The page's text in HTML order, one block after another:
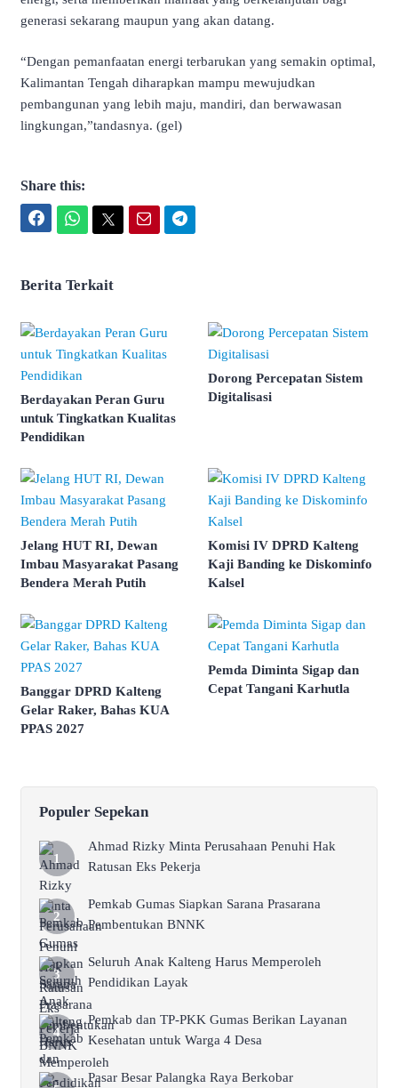
generasi sekarang maupun yang akan datang.
“Dengan pemanfaatan energi terbarukan yang semakin optimal,
Kalimantan Tengah diharapkan mampu mewujudkan
pembangunan yang lebih maju, mandiri, dan berwawasan
lingkungan,”tandasnya. (gel)
Share this:
Berita Terkait
Berdayakan Peran Guru
untuk Tingkatkan Kualitas
Pendidikan
Dorong Percepatan Sistem
Digitalisasi
Jelang HUT RI, Dewan
Imbau Masyarakat Pasang
Bendera Merah Putih
Komisi IV DPRD Kalteng
Kaji Banding ke Diskominfo
Kalsel
Banggar DPRD Kalteng
Gelar Raker, Bahas KUA
PPAS 2027
Pemda Diminta Sigap dan
Cepat Tangani Karhutla
Populer Sepekan
Ahmad Rizky Minta Perusahaan Penuhi Hak
Ratusan Eks Pekerja
Pemkab Gumas Siapkan Sarana Prasarana
Pembentukan BNNK
Seluruh Anak Kalteng Harus Memperoleh
Pendidikan Layak
Pemkab dan TP-PKK Gumas Berikan Layanan
Kesehatan untuk Warga 4 Desa
Pasar Besar Palangka Raya Berkobar